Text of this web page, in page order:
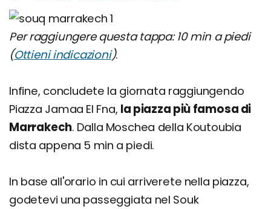
Per raggiungere questa tappa: 10 min a piedi
(Ottieni indicazioni).
Infine, concludete la giornata raggiungendo
Piazza Jamaa El Fna, la piazza più famosa di
Marrakech. Dalla Moschea della Koutoubia
dista appena 5 min a piedi.
In base all'orario in cui arriverete nella piazza,
godetevi una passeggiata nel Souk